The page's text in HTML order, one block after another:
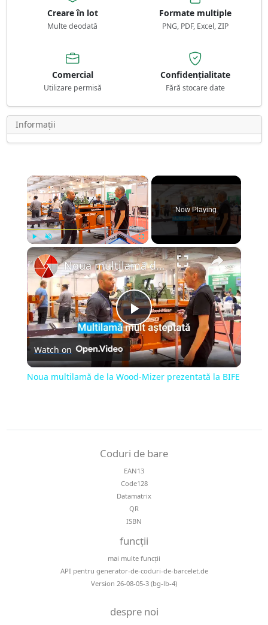
Creare în lot
Multe deodată
Formate multiple
PNG, PDF, Excel, ZIP
Comercial
Utilizare permisă
Confidențialitate
Fără stocare date
Informații
×
Play Unmute Fullscreen
Now Playing
×
Play
Video
Noua multilamă de la Wood-Mizer prezentată la BIFE
Watch on
Noua multilamă de la Wood-Mizer prezentată la BIFE
Coduri de bare
EAN13
Code128
Datamatrix
QR
ISBN
funcții
mai multe funcții
API pentru generator-de-coduri-de-barcelet.de
Version 26-08-05-3 (bg-lb-4)
despre noi